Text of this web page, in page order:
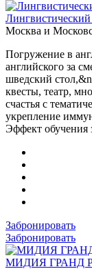
Москва и
Погружение в
английского за
шведский
квесты, театр,
счастья с
укрепление
Эффект обучения
Забронировать
Забронировать
МИДИЯ ГРАНД